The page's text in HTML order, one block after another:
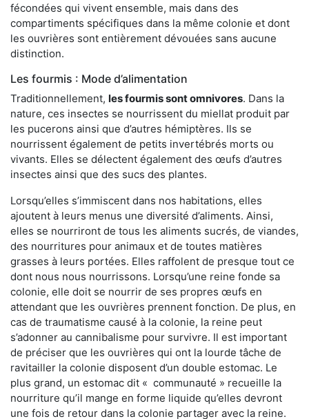
fécondées qui vivent ensemble, mais dans des
compartiments spécifiques dans la même colonie et dont
les ouvrières sont entièrement dévouées sans aucune
distinction.
Les fourmis : Mode d’alimentation
Traditionnellement, les fourmis sont omnivores. Dans la
nature, ces insectes se nourrissent du miellat produit par
les pucerons ainsi que d’autres hémiptères. Ils se
nourrissent également de petits invertébrés morts ou
vivants. Elles se délectent également des œufs d’autres
insectes ainsi que des sucs des plantes.
Lorsqu’elles s’immiscent dans nos habitations, elles
ajoutent à leurs menus une diversité d’aliments. Ainsi,
elles se nourriront de tous les aliments sucrés, de viandes,
des nourritures pour animaux et de toutes matières
grasses à leurs portées. Elles raffolent de presque tout ce
dont nous nous nourrissons. Lorsqu’une reine fonde sa
colonie, elle doit se nourrir de ses propres œufs en
attendant que les ouvrières prennent fonction. De plus, en
cas de traumatisme causé à la colonie, la reine peut
s’adonner au cannibalisme pour survivre. Il est important
de préciser que les ouvrières qui ont la lourde tâche de
ravitailler la colonie disposent d’un double estomac. Le
plus grand, un estomac dit « communauté » recueille la
nourriture qu’il mange en forme liquide qu’elles devront
une fois de retour dans la colonie partager avec la reine.